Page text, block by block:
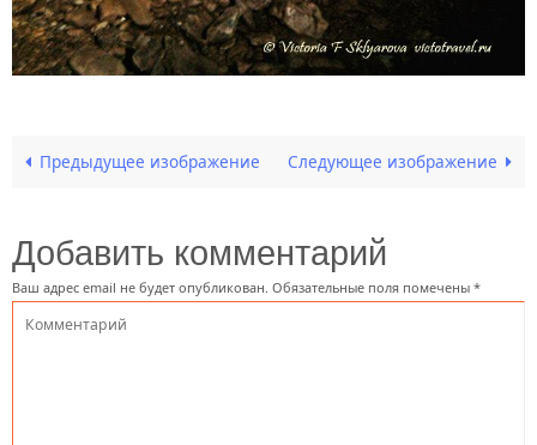
Предыдущее изображение Следующее изображение
Добавить комментарий
Ваш адрес email не будет опубликован. Обязательные поля помечены *